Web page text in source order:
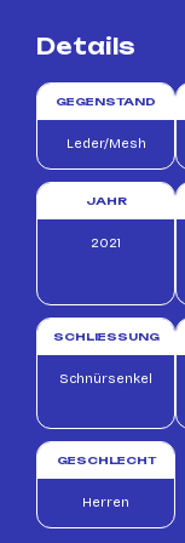
Details
GEGENSTAND
Leder/Mesh
JAHR
2021
SCHLIESSUNG
Schnürsenkel
GESCHLECHT
Herren